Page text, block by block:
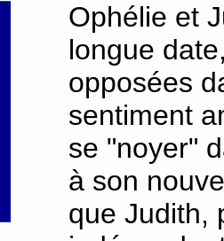
Ophélie et
longue
opposées
sentiment
se "noyer"
à son
que Judith,